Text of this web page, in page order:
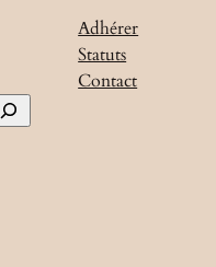
Adhérer
Statuts
Contact